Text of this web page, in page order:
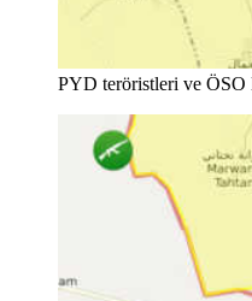
PYD teröristleri ve ÖSO